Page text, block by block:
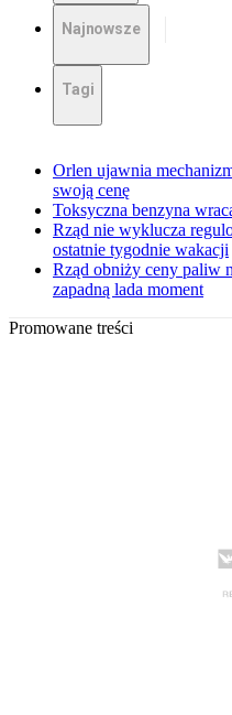
Najnowsze
Tagi
Orlen ujawnia
swoją cenę
Toksyczna benzyna
Rząd nie wyklucza
ostatnie tygodnie wakacji
Rząd obniży ceny paliw
zapadną lada moment
Promowane treści